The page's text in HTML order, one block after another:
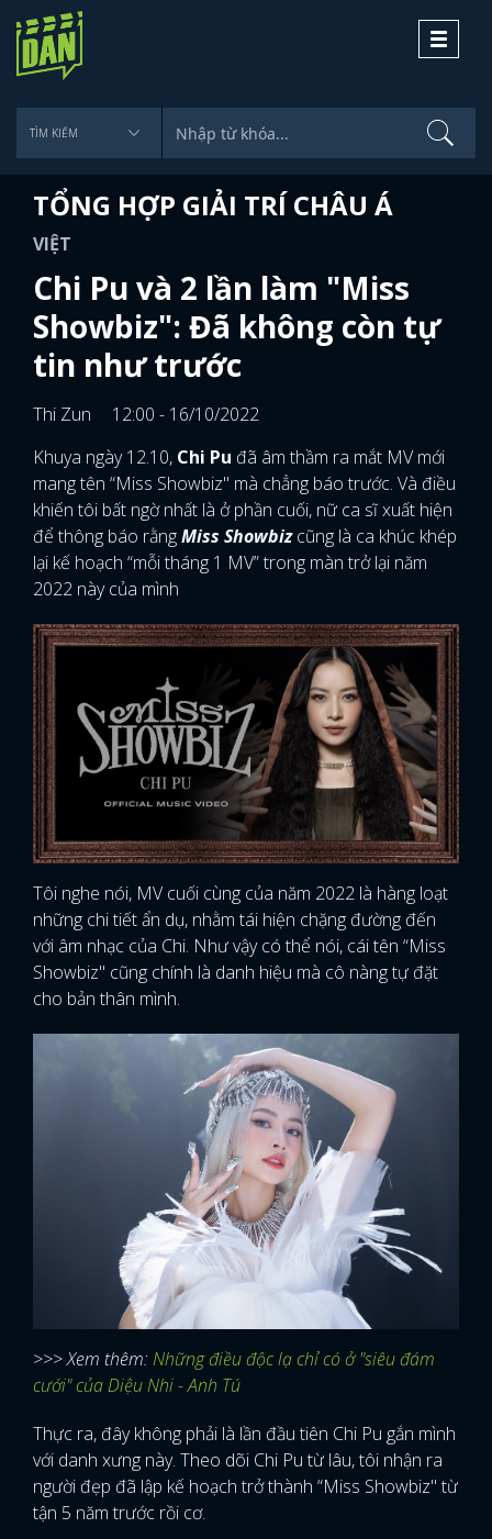
Toggle
TỔNG HỢP GIẢI TRÍ CHÂU Á
VIỆT
Chi Pu và 2 lần làm "Miss
Showbiz": Đã không còn tự
tin như trước
Thi Zun
12:00 - 16/10/2022
Khuya ngày 12.10, Chi Pu đã âm thầm ra mắt MV mới
mang tên “Miss Showbiz" mà chẳng báo trước. Và điều
khiến tôi bất ngờ nhất là ở phần cuối, nữ ca sĩ xuất hiện
để thông báo rằngMiss Showbizcũng là ca khúc khép
lại kế hoạch “mỗi tháng 1 MV” trong màn trở lại năm
2022 này của mình
Tôi nghe nói, MV cuối cùng của năm 2022 là hàng loạt
những chi tiết ẩn dụ, nhằm tái hiện chặng đường đến
với âm nhạc của Chi. Như vậy có thể nói, cái tên “Miss
Showbiz" cũng chính là danh hiệu mà cô nàng tự đặt
cho bản thân mình.
>>> Xem thêm:Những điều độc lạ chỉ có ở "siêu đám
cưới" của Diệu Nhi - Anh Tú
Thực ra, đây không phải là lần đầu tiên Chi Pu gắn mình
với danh xưng này. Theo dõi Chi Pu từ lâu, tôi nhận ra
người đẹp đã lập kế hoạch trở thành “Miss Showbiz" từ
tận 5 năm trước rồi cơ.